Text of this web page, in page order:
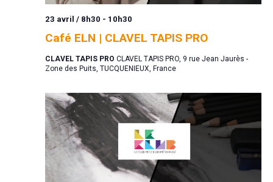
Café ELN | CLAVEL TAPIS PRO
23 avril / 8h30 - 10h30
CLAVEL TAPIS PRO CLAVEL TAPIS PRO, 9 rue Jean Jaurès -
Zone des Puits, TUCQUENIEUX, France